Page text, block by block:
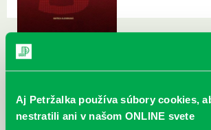
Aj Petržalka používa súbory cookies,
nestratili ani v našom ONLINE svete